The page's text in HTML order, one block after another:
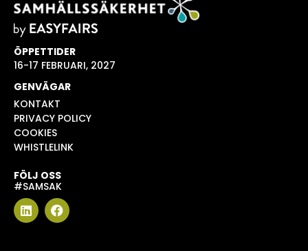
ÖPPETTIDER
16-17 FEBRUARI, 2027
GENVÄGAR
KONTAKT
PRIVACY POLICY
COOKIES
WHISTLELINK
FÖLJ OSS
#SAMSAK